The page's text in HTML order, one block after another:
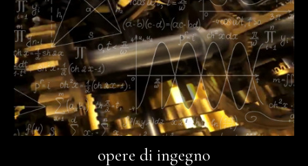
opere di ingegno